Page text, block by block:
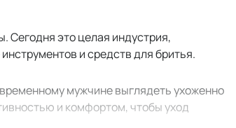
Сегодня это целая индустрия,
и средств для бритья.
мужчине выглядеть ухоженно
и комфортом, чтобы уход